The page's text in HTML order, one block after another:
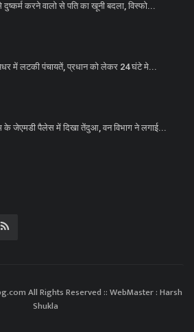
दुष्कर्म करने वालो से पति का खूनी बदला, विस्फो...
में लटकी पंचायतें, प्रधान को लेकर 24 घंटे मे...
के जेएमडी पैलेस में दिखा तेंदुआ, वन विभाग ने लगाई...
All Rights Reserved :: WebMaster : Harsh
Shukla